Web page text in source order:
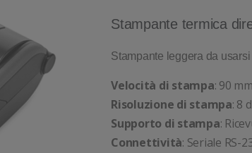
Stampante termica
Stampante leggera da
Velocità di stampa: 90
Risoluzione di stampa: 8
Supporto di stampa:
Connettività: Seriale RS-